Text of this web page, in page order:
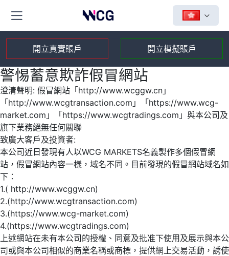
開立真實賬戶 開立模擬賬戶
警惕蓄意欺詐假冒網站
澄清聲明: 假冒網站「http://www.wcggw.cn」
「http://www.wcgtransaction.com」「https://www.wcg-
market.com」「https://www.wcgtradings.com」與本公司及
旗下業務絕無任何關聯
致廣大客戶及投資者:
本公司近日發現有人以WCG MARKETS名義製作多個假冒網
站，假冒網站內容一樣，域名不同。目前發現的假冒網站域名如
下：
1.( http://www.wcggw.cn)
2.(http://www.wcgtransaction.com)
3.(https://www.wcg-market.com)
4.(https://www.wcgtradings.com)
上述網站在未有本公司的授權、同意及批准下使用及展示與本公
司或與本公司相似的商業名稱或商標，提供網上交易活動，誘使